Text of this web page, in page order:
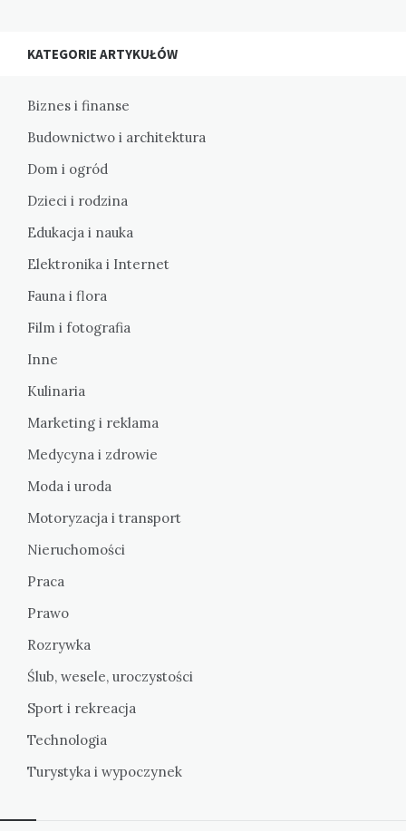
KATEGORIE ARTYKUŁÓW
Biznes i finanse
Budownictwo i architektura
Dom i ogród
Dzieci i rodzina
Edukacja i nauka
Elektronika i Internet
Fauna i flora
Film i fotografia
Inne
Kulinaria
Marketing i reklama
Medycyna i zdrowie
Moda i uroda
Motoryzacja i transport
Nieruchomości
Praca
Prawo
Rozrywka
Ślub, wesele, uroczystości
Sport i rekreacja
Technologia
Turystyka i wypoczynek